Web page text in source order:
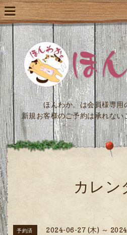
ほんわか。は会員様専用
新規お客様のご予約は承れな
カレ
予約済 2024-06-27 (木) ～